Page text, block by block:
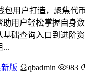
包用户打造，聚焦代
助用户轻松掌握自身
基础查询入口到进阶
...
版 qbadmin 983